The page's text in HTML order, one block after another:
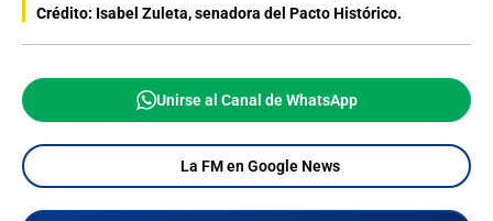
Crédito: Isabel Zuleta, senadora del Pacto Histórico.
Unirse al Canal de WhatsApp
La FM en Google News